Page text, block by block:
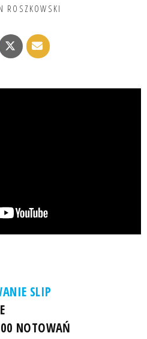
ROSZKOWSKI
SLIP
NOTOWAŃ